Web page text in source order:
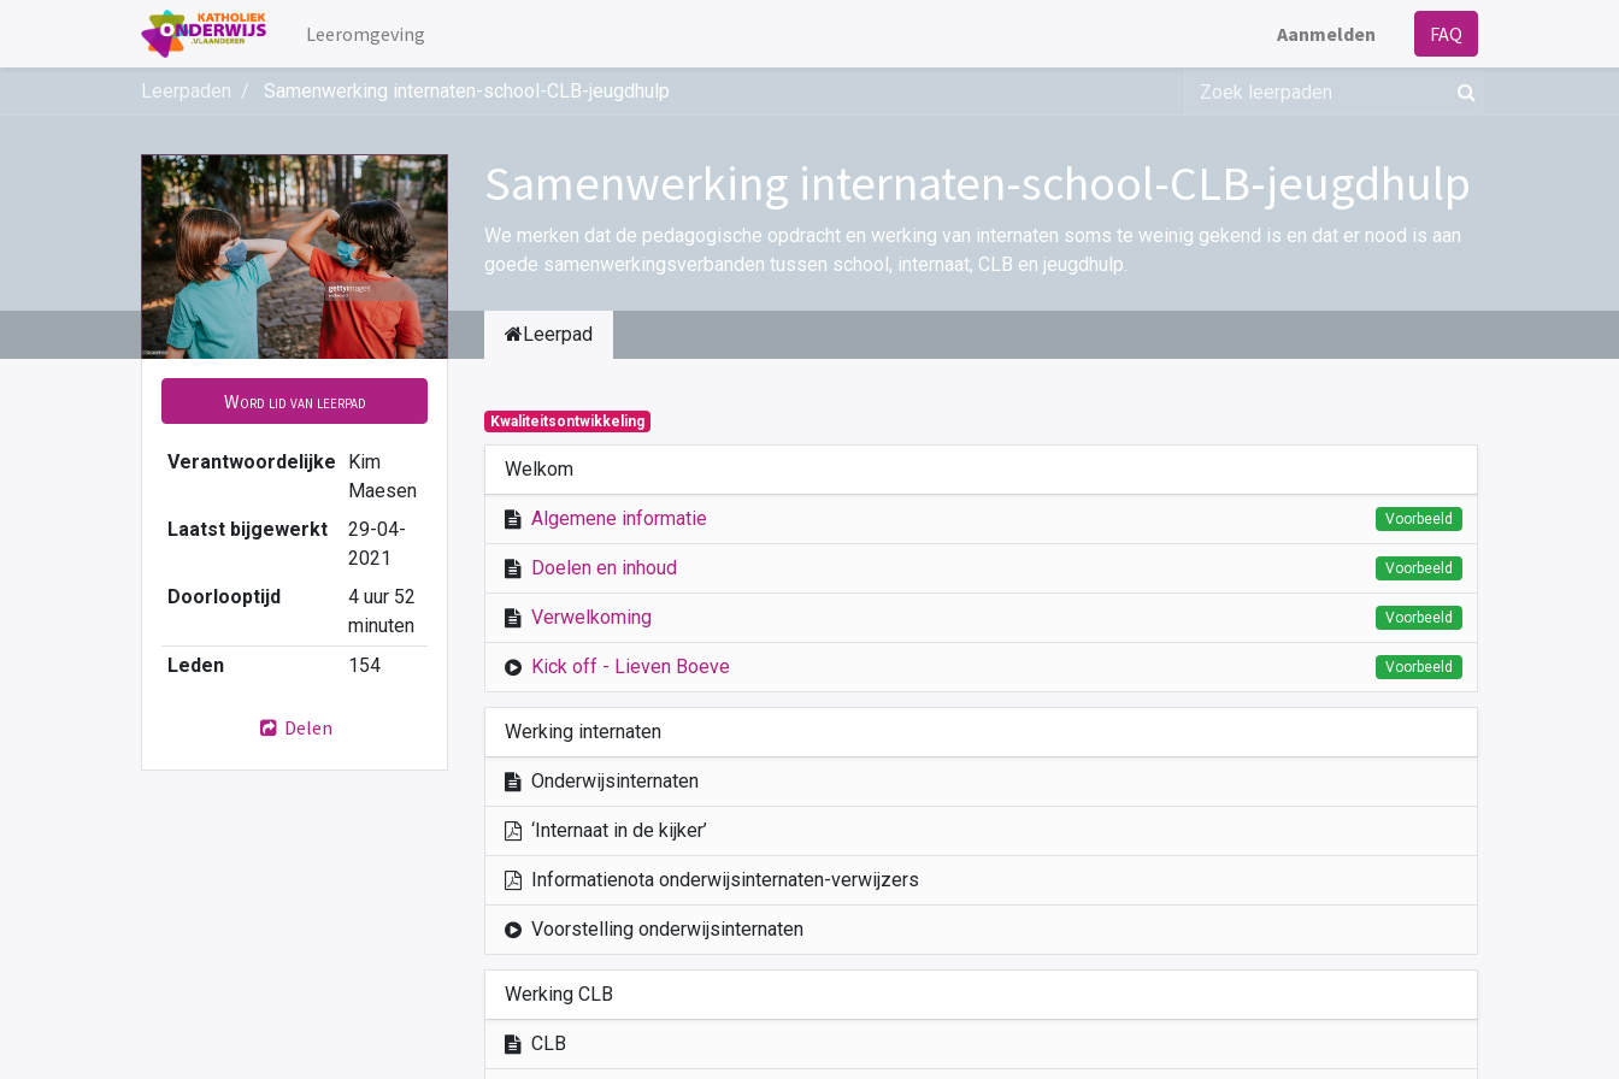
Leeromgeving Aanmelden FAQ
Leerpaden Samenwerking internaten-school-CLB-jeugdhulp
Samenwerking internaten-school-CLB-jeugdhulp
We merken dat de pedagogische opdracht en werking van internaten soms te weinig gekend is en dat er nood is aan
goede samenwerkingsverbanden tussen school, internaat, CLB en jeugdhulp.
Word lid van leerpad
Verantwoordelijke
Kim
Maesen
Laatst bijgewerkt
29-04-
2021
Doorlooptijd
4 uur 52
minuten
Leden
154
Delen
Leerpad
Kwaliteitsontwikkeling
Welkom
Algemene informatie Voorbeeld
Doelen en inhoud Voorbeeld
Verwelkoming Voorbeeld
Kick off - Lieven Boeve Voorbeeld
Werking internaten
Onderwijsinternaten
‘Internaat in de kijker’
Informatienota onderwijsinternaten-verwijzers
Voorstelling onderwijsinternaten
Werking CLB
CLB